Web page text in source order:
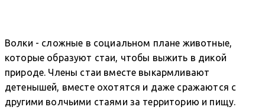
Волки - сложные в социальном плане животные,
которые образуют стаи, чтобы выжить в дикой
природе. Члены стаи вместе выкармливают
детенышей, вместе охотятся и даже сражаются с
другими волчьими стаями за территорию и пищу.